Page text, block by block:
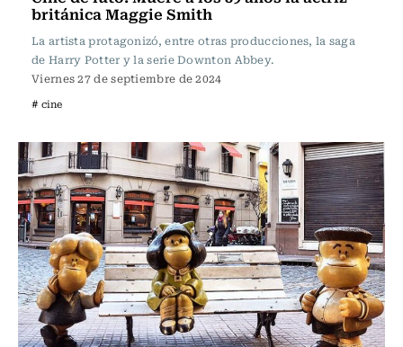
británica Maggie Smith
La artista protagonizó, entre otras producciones, la saga
de Harry Potter y la serie Downton Abbey.
Viernes 27 de septiembre de 2024
# cine